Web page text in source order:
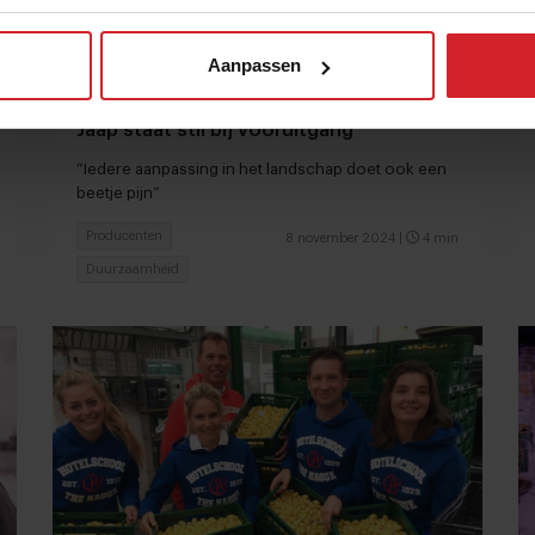
Aanpassen
November blues: regeneratieve boer
Jaap staat stil bij vooruitgang
“Iedere aanpassing in het landschap doet ook een
beetje pijn”
8 november 2024 4 min
Producenten
Duurzaamheid